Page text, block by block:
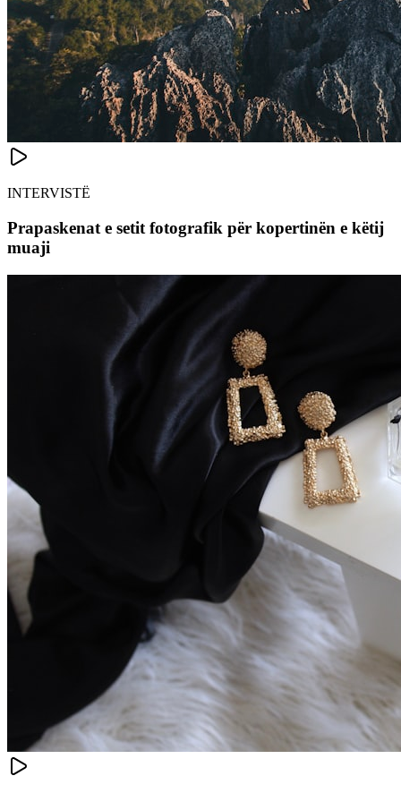
INTERVISTË
Prapaskenat e setit fotografik për kopertinën e këtij
muaji